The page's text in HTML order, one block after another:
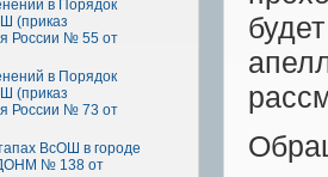
в Порядок
(приказ
России № 55 от
в Порядок
(приказ
России № 73 от
ВсОШ в городе
ДОНМ № 138 от